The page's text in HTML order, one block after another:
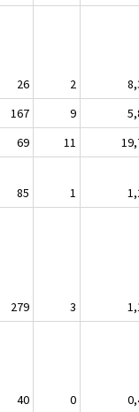
26 2
167 9
69 11
85 1
279 3
40 0